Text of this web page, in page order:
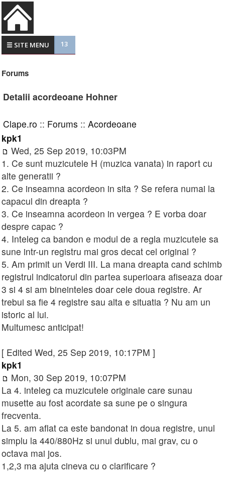
☰ SITE MENU 13
Forums
Detalii acordeoane Hohner
Clape.ro :: Forums :: Acordeoane
kpk1
Wed, 25 Sep 2019, 10:03PM
1. Ce sunt muzicutele H (muzica vanata) in raport cu
alte generatii ?
2. Ce inseamna acordeon in sita ? Se refera numai la
capacul din dreapta ?
3. Ce inseamna acordeon in vergea ? E vorba doar
despre capac ?
4. Inteleg ca bandon e modul de a regla muzicutele sa
sune intr-un registru mai gros decat cel original ?
5. Am primit un Verdi III. La mana dreapta cand schimb
registrul indicatorul din partea superioara afiseaza doar
3 si 4 si am bineinteles doar cele doua registre. Ar
trebui sa fie 4 registre sau alta e situatia ? Nu am un
istoric al lui.
Multumesc anticipat!
[ Edited Wed, 25 Sep 2019, 10:17PM ]
kpk1
Mon, 30 Sep 2019, 10:07PM
La 4. inteleg ca muzicutele originale care sunau
musette au fost acordate sa sune pe o singura
frecventa.
La 5. am aflat ca este bandonat in doua registre, unul
simplu la 440/880Hz si unul dublu, mai grav, cu o
octava mai jos.
1,2,3 ma ajuta cineva cu o clarificare ?